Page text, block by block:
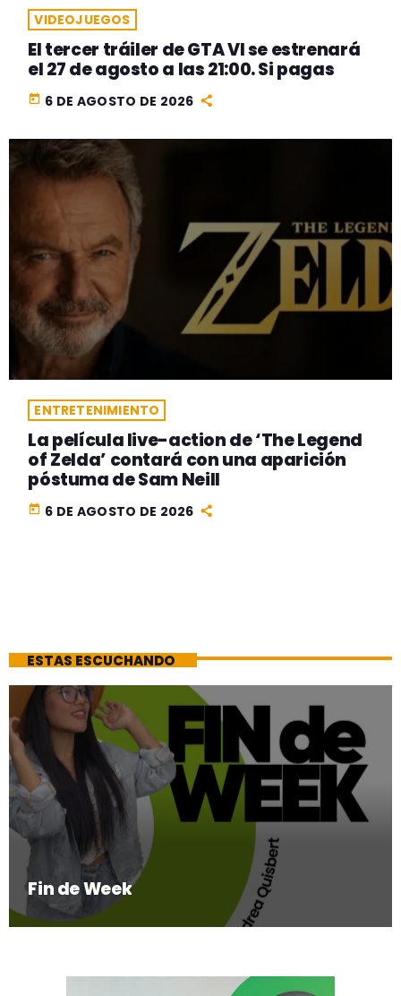
VIDEOJUEGOS
El tercer tráiler de GTA VI se estrenará
el 27 de agosto a las 21:00. Si pagas
today 6 DE AGOSTO DE 2026
ENTRETENIMIENTO
La película live-action de ‘The Legend
of Zelda’ contará con una aparición
póstuma de Sam Neill
today 6 DE AGOSTO DE 2026
ESTAS ESCUCHANDO
Fin de Week